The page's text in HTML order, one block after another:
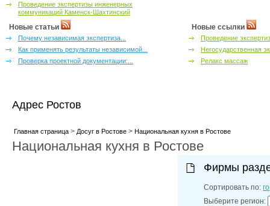
Проведение экспертизы инженерных
коммуникаций Каменск-Шахтинский
Новые статьи
Почему независимая экспертиза...
Как применять результаты независимой...
Проверка проектной документации:...
Новые ссылки
Проведение
Негосударственная
Релакс массаж
Адрес Ростов
Главная страница> Досуг в Ростове> Национальная кухня в Ростове
Национальная кухня в Ростове
Фирмы
Сортировать по:
Выберите регион: